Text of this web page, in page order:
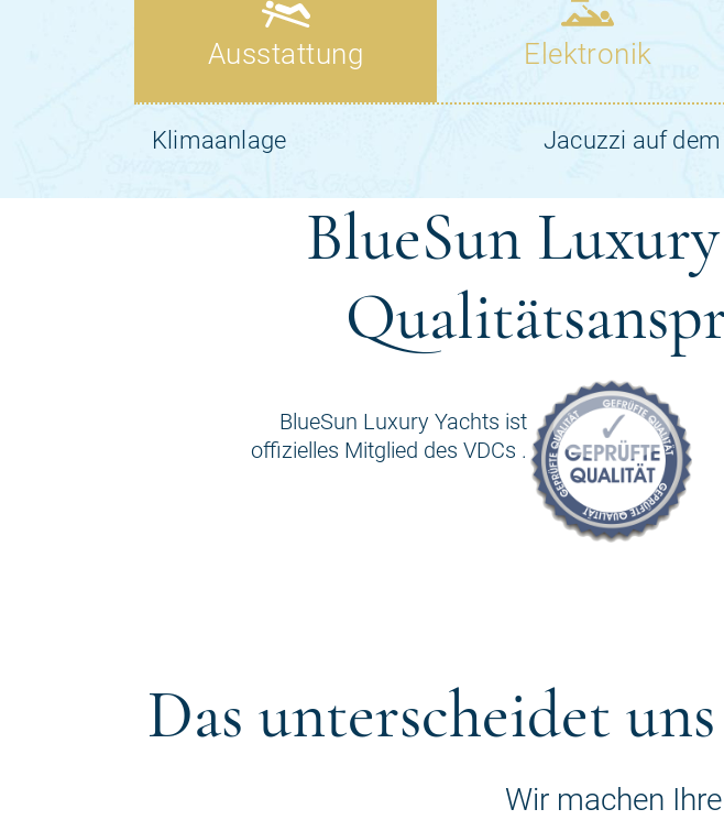
BlueSun
BlueSun Luxury Yachts ist
offizielles Mitglied des VDCs .
Das unterscheidet
Wir machen